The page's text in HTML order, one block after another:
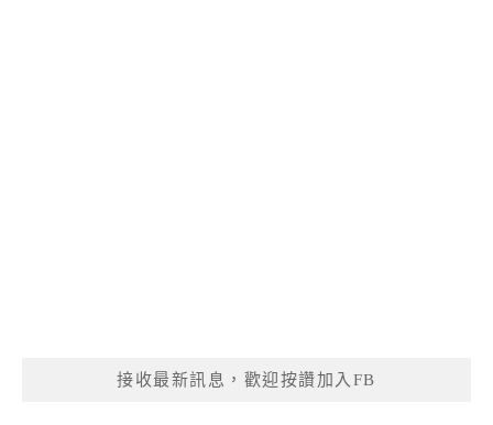
接收最新訊息，歡迎按讚加入FB